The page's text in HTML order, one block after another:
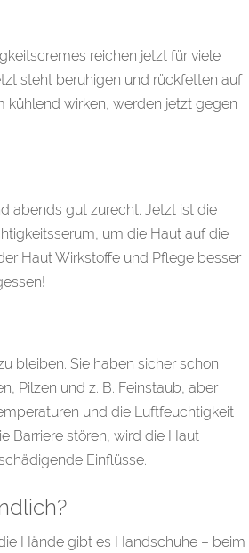
reichen jetzt für viele
steht beruhigen und rückfetten auf
wirken, werden jetzt gegen
abends gut zurecht. Jetzt ist die
um die Haut auf die
Haut Wirkstoffe und Pflege besser
bleiben. Sie haben sicher schon
Pilzen und z. B. Feinstaub, aber
und die Luftfeuchtigkeit
Barriere stören, wird die Haut
Einflüsse.
Hände gibt es Handschuhe – beim